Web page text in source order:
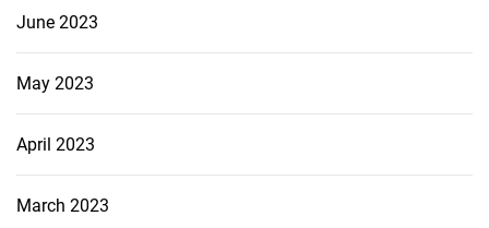
June 2023
May 2023
April 2023
March 2023